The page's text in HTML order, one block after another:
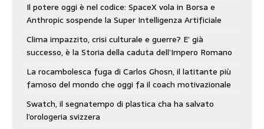
Il potere oggi è nel codice: SpaceX vola in Borsa e
Anthropic sospende la Super Intelligenza Artificiale
Clima impazzito, crisi culturale e guerre? E’ già
successo, è la Storia della caduta dell’Impero Romano
La rocambolesca fuga di Carlos Ghosn, il latitante più
famoso del mondo che oggi fa il coach motivazionale
Swatch, il segnatempo di plastica cha ha salvato
l’orologeria svizzera